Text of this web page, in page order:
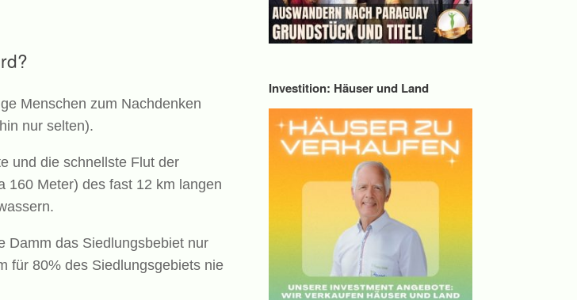
Menschen zum Nachdenken
nur selten).
und die schnellste Flut der
160 Meter) des fast 12 km langen
Damm das Siedlungsbebiet nur
für 80% des Siedlungsgebiets nie
Investition: Häuser und Land